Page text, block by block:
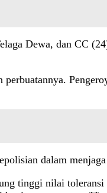
Dewa, dan CC
dalam
tinggi nilai